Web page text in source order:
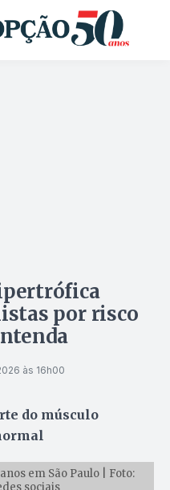
por risco
às 16h00
do músculo
em São Paulo | Foto: